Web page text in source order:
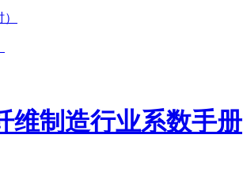
维制造行业系数手册